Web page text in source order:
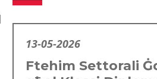
13-05-2026
Ftehim Settorali